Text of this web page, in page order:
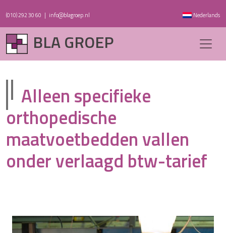
(010) 292 30 60 | info@blagroep.nl Nederlands
BLA GROEP
Alleen specifieke
orthopedische
maatvoetbedden vallen
onder verlaagd btw-tarief